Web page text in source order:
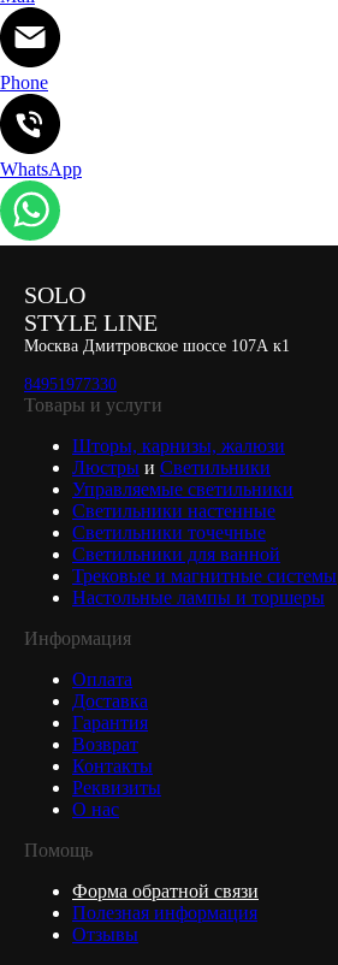
Phone
WhatsApp
SOLO
STYLE LINE
Москва Дмитровское шоссе 107А к1
84951977330
Товары и услуги
Шторы, карнизы, жалюзи
Люстры и Светильники
Управляемые светильники
Светильники настенные
Светильники точечные
Светильники для ванной
Трековые и магнитные системы
Настольные лампы и торшеры
Информация
Оплата
Доставка
Гарантия
Возврат
Контакты
Реквизиты
О нас
Помощь
Форма обратной связи
Полезная информация
Отзывы